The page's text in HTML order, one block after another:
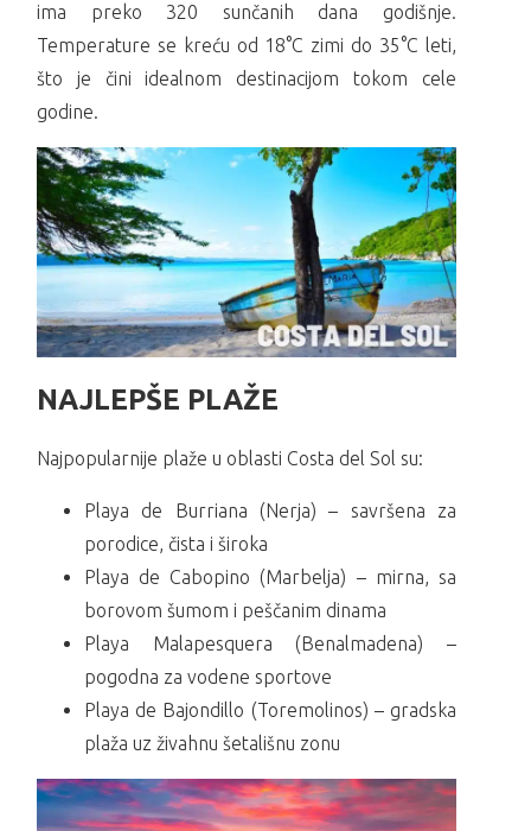
ima preko 320 sunčanih dana godišnje.
Temperature se kreću od 18°C zimi do 35°C leti,
što je čini idealnom destinacijom tokom cele
godine.
NAJLEPŠE PLAŽE
Najpopularnije plaže u oblasti Costa del Sol su:
Playa de Burriana (Nerja) – savršena za
porodice, čista i široka
Playa de Cabopino (Marbelja) – mirna, sa
borovom šumom i peščanim dinama
Playa Malapesquera (Benalmadena) –
pogodna za vodene sportove
Playa de Bajondillo (Toremolinos) – gradska
plaža uz živahnu šetališnu zonu